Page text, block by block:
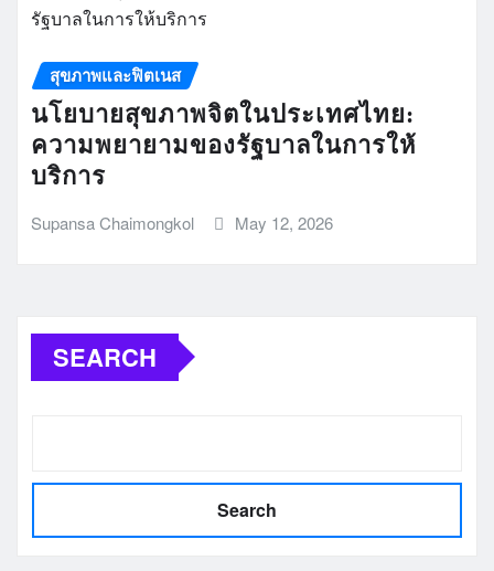
สุขภาพและฟิตเนส
นโยบายสุขภาพจิตในประเทศไทย:
ความพยายามของรัฐบาลในการให้
บริการ
Supansa Chaimongkol May 12, 2026
SEARCH
Search